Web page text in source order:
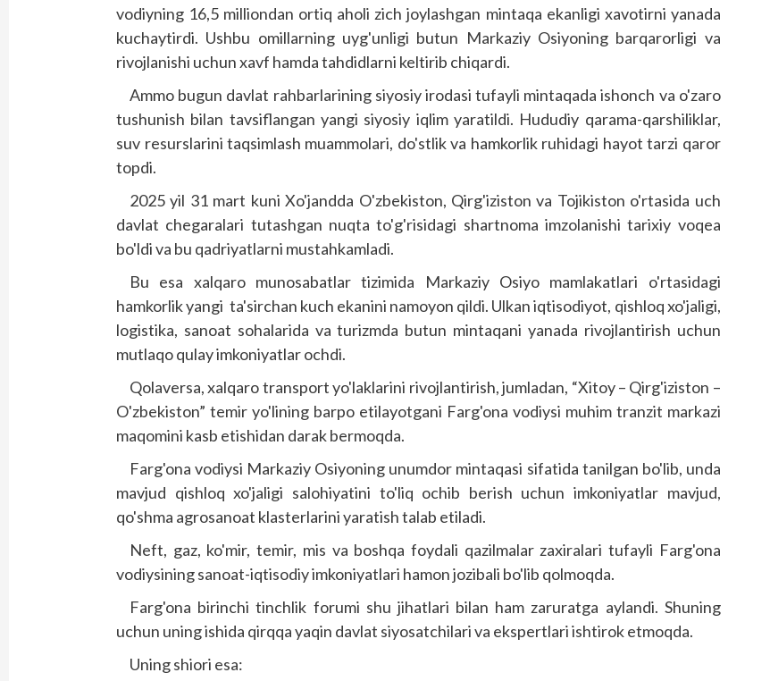
vodiyning 16,5 milliondan ortiq aholi zich joylashgan mintaqa ekanligi xavotirni yanada
kuchaytirdi. Ushbu omillarning uyg'unligi butun Markaziy Osiyoning barqarorligi va
rivojlanishi uchun xavf hamda tahdidlarni keltirib chiqardi.
Ammo bugun davlat rahbarlarining siyosiy irodasi tufayli mintaqada ishonch va o'zaro
tushunish bilan tavsiflangan yangi siyosiy iqlim yaratildi. Hududiy qarama-qarshiliklar,
suv resurslarini taqsimlash muammolari, do'stlik va hamkorlik ruhidagi hayot tarzi qaror
topdi.
2025 yil 31 mart kuni Xo'jandda O'zbekiston, Qirg'iziston va Tojikiston o'rtasida uch
davlat chegaralari tutashgan nuqta to'g'risidagi shartnoma imzolanishi tarixiy voqea
bo'ldi va bu qadriyatlarni mustahkamladi.
Bu esa xalqaro munosabatlar tizimida Markaziy Osiyo mamlakatlari o'rtasidagi
hamkorlik yangi ta'sirchan kuch ekanini namoyon qildi. Ulkan iqtisodiyot, qishloq xo'jaligi,
logistika, sanoat sohalarida va turizmda butun mintaqani yanada rivojlantirish uchun
mutlaqo qulay imkoniyatlar ochdi.
Qolaversa, xalqaro transport yo'laklarini rivojlantirish, jumladan, “Xitoy – Qirg'iziston –
O'zbekiston” temir yo'lining barpo etilayotgani Farg'ona vodiysi muhim tranzit markazi
maqomini kasb etishidan darak bermoqda.
Farg'ona vodiysi Markaziy Osiyoning unumdor mintaqasi sifatida tanilgan bo'lib, unda
mavjud qishloq xo'jaligi salohiyatini to'liq ochib berish uchun imkoniyatlar mavjud,
qo'shma agrosanoat klasterlarini yaratish talab etiladi.
Neft, gaz, ko'mir, temir, mis va boshqa foydali qazilmalar zaxiralari tufayli Farg'ona
vodiysining sanoat-iqtisodiy imkoniyatlari hamon jozibali bo'lib qolmoqda.
Farg'ona birinchi tinchlik forumi shu jihatlari bilan ham zaruratga aylandi. Shuning
uchun uning ishida qirqqa yaqin davlat siyosatchilari va ekspertlari ishtirok etmoqda.
Uning shiori esa: